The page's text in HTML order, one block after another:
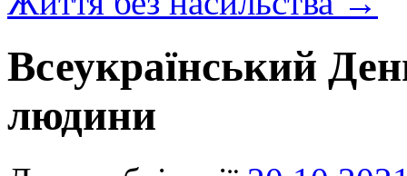
Всеукраїнський
людини